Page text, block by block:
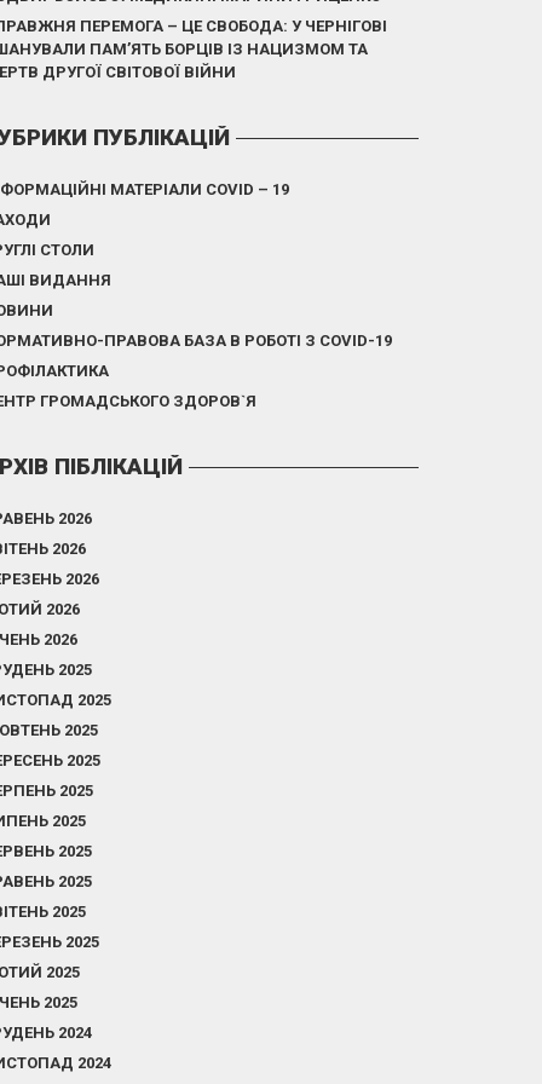
ПЕРЕМОГА – ЦЕ СВОБОДА: У ЧЕРНІГОВІ
ПАМ’ЯТЬ БОРЦІВ ІЗ НАЦИЗМОМ ТА
ДРУГОЇ СВІТОВОЇ ВІЙНИ
ПУБЛІКАЦІЙ
МАТЕРІАЛИ COVID – 19
СТОЛИ
ВИДАННЯ
ПРАВОВА БАЗА В РОБОТІ З COVID-19
ГРОМАДСЬКОГО ЗДОРОВ`Я
ПІБЛІКАЦІЙ
2026
2026
2026
2026
2026
2025
2025
2025
2025
2025
2025
2025
2025
2025
2025
2025
2025
2024
2024